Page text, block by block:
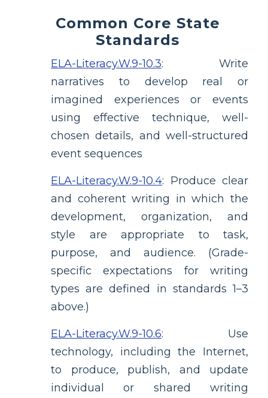
Common Core State
Standards
ELA-Literacy.W.9-10.3: Write
narratives to develop real or
imagined experiences or events
using effective technique, well-
chosen details, and well-structured
event sequences
ELA-Literacy.W.9-10.4: Produce clear
and coherent writing in which the
development, organization, and
style are appropriate to task,
purpose, and audience. (Grade-
specific expectations for writing
types are defined in standards 1–3
above.)
ELA-Literacy.W.9-10.6: Use
technology, including the Internet,
to produce, publish, and update
individual or shared writing